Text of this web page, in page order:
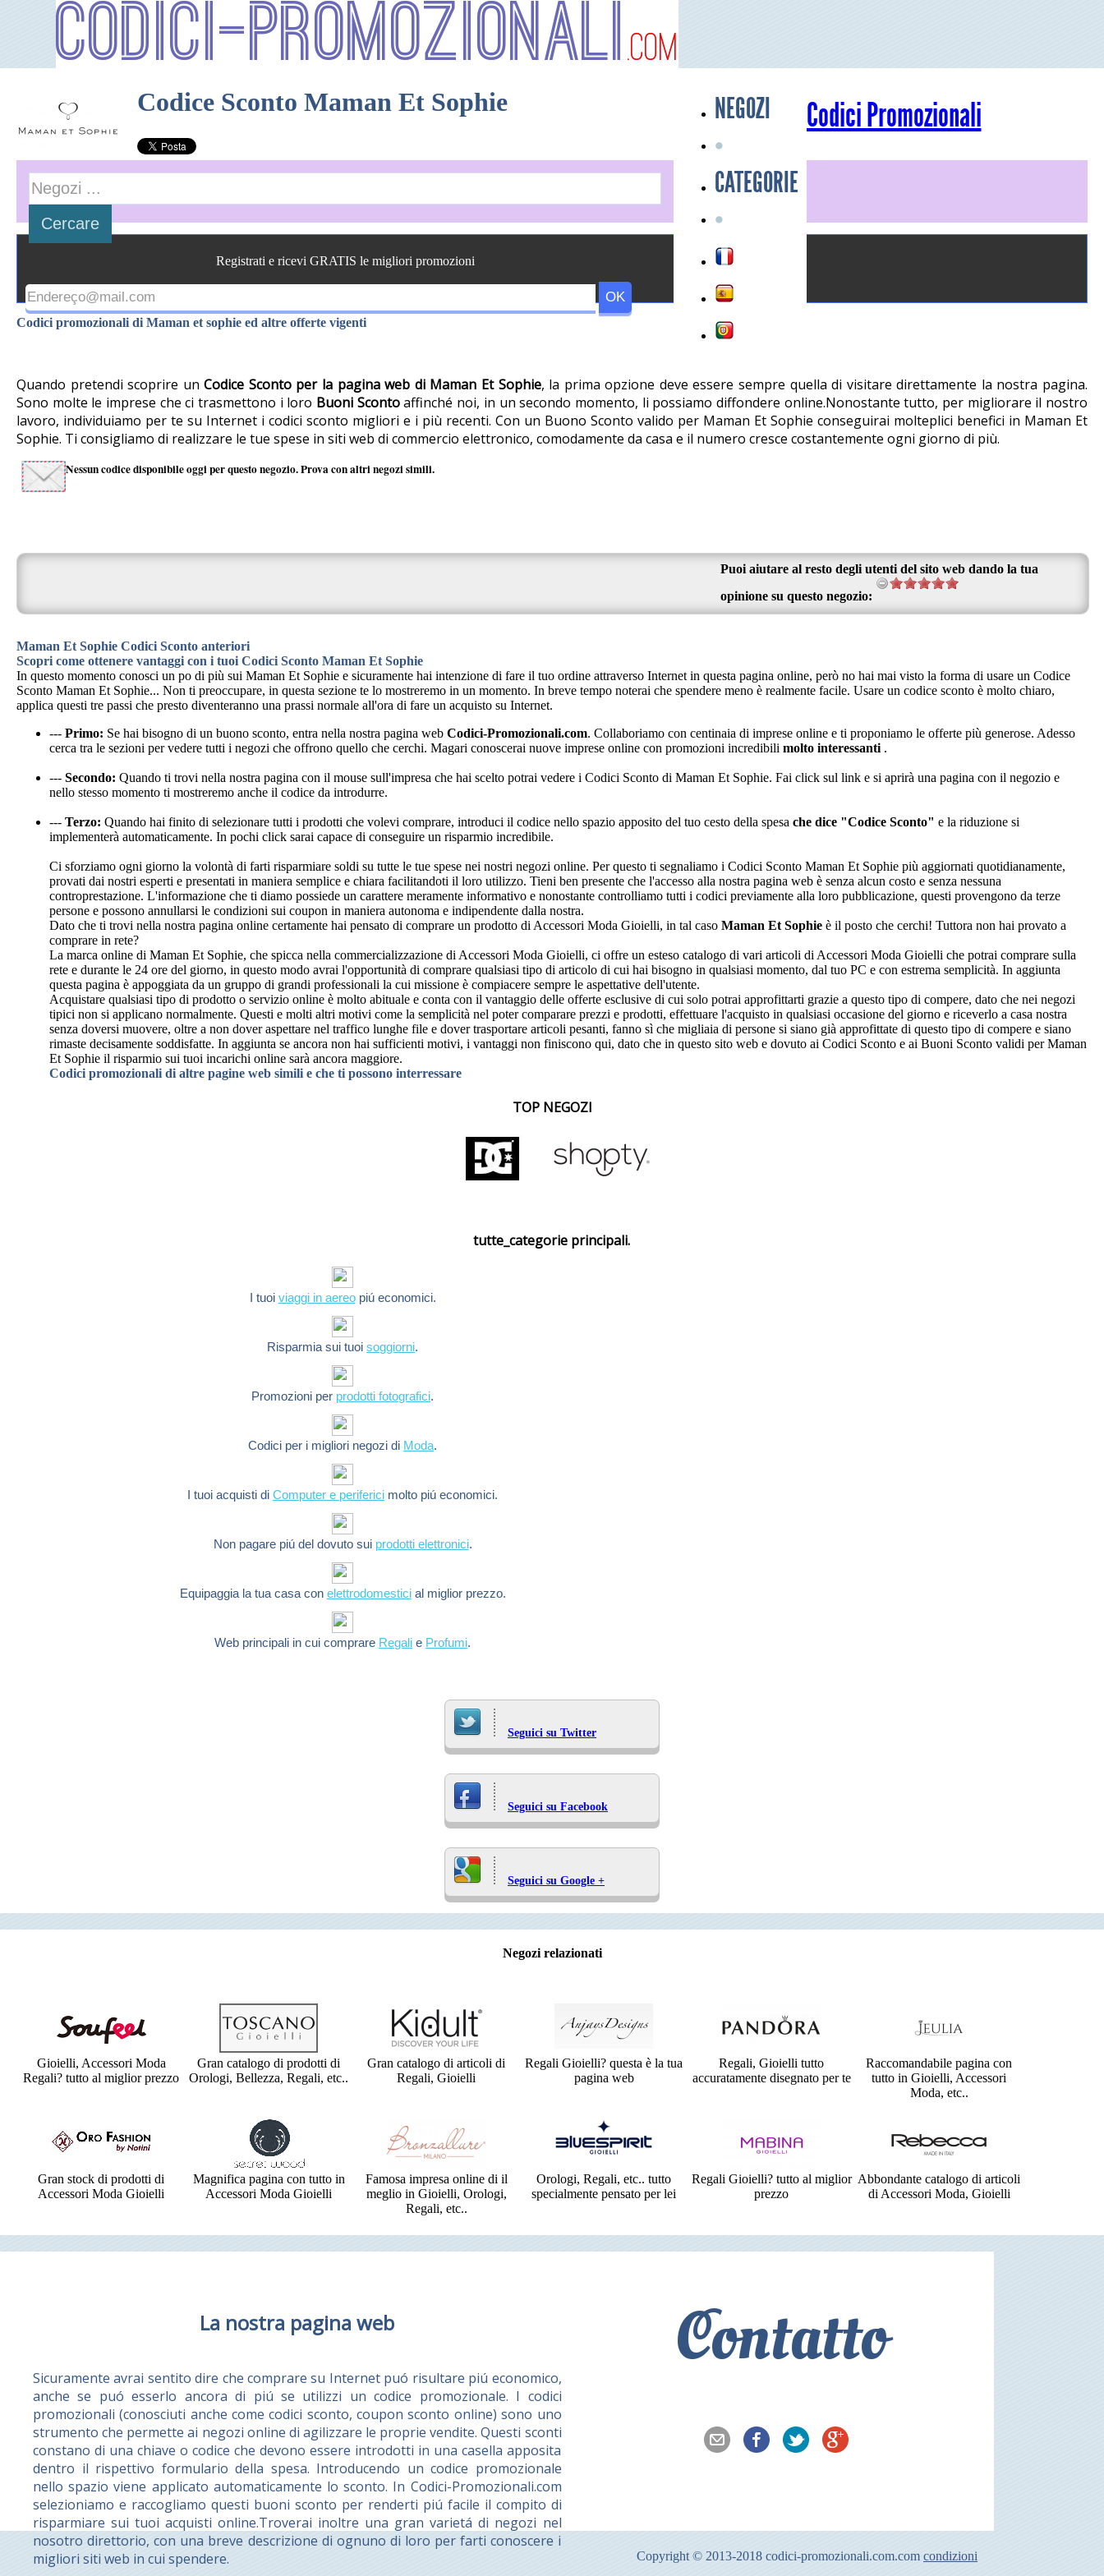
Codici-Promozionali .com
Codici Promozionali
NEGOZI
CATEGORIE
Codice Sconto Maman Et Sophie
Quando pretendi scoprire unCodice Sconto per la pagina web di Maman Et Sophie, la prima opzione deve essere sempre quella di visitare direttamente la nostra pagina.
Sono molte le imprese che ci trasmettono i loro Buoni Scontoaffinché noi, in un secondo momento, li possiamo diffondere online.Nonostante tutto, per migliorare il nostro
lavoro, individuiamo per te su Internet i codici sconto migliori e i più recenti. Con un Buono Sconto valido per Maman Et Sophie conseguirai molteplici benefici in Maman Et
Sophie. Ti consigliamo di realizzare le tue spese in siti web di commercio elettronico, comodamente da casa e il numero cresce costantemente ogni giorno di più.
Registrati e ricevi GRATIS le migliori promozioni
Codici promozionali di Maman et sophie ed altre offerte vigenti
Nessun codice disponibile oggi per questo negozio. Prova con altri negozi simili.
Puoi aiutare al resto degli utenti del sito web dando la tua
opinione su questo negozio:
Maman Et Sophie Codici Sconto anteriori
Scopri come ottenere vantaggi con i tuoi Codici Sconto Maman Et Sophie
In questo momento conosci un po di più sui Maman Et Sophie e sicuramente hai intenzione di fare il tuo ordine attraverso Internet in questa pagina online, però no hai mai visto la forma di usare un Codice
Sconto Maman Et Sophie... Non ti preoccupare, in questa sezione te lo mostreremo in un momento. In breve tempo noterai che spendere meno è realmente facile. Usare un codice sconto è molto chiaro,
applica questi tre passi che presto diventeranno una prassi normale all'ora di fare un acquisto su Internet.
--- Primo: Se hai bisogno di un buono sconto, entra nella nostra pagina web Codici-Promozionali.com. Collaboriamo con centinaia di imprese online e ti proponiamo le offerte più generose. Adesso
cerca tra le sezioni per vedere tutti i negozi che offrono quello che cerchi. Magari conoscerai nuove imprese online con promozioni incredibili molto interessanti .
--- Secondo: Quando ti trovi nella nostra pagina con il mouse sull'impresa che hai scelto potrai vedere i Codici Sconto di Maman Et Sophie. Fai click sul link e si aprirà una pagina con il negozio e
nello stesso momento ti mostreremo anche il codice da introdurre.
--- Terzo: Quando hai finito di selezionare tutti i prodotti che volevi comprare, introduci il codice nello spazio apposito del tuo cesto della spesa che dice "Codice Sconto" e la riduzione si
implementerà automaticamente. In pochi click sarai capace di conseguire un risparmio incredibile.
Ci sforziamo ogni giorno la volontà di farti risparmiare soldi su tutte le tue spese nei nostri negozi online. Per questo ti segnaliamo i Codici Sconto Maman Et Sophie più aggiornati quotidianamente,
provati dai nostri esperti e presentati in maniera semplice e chiara facilitandoti il loro utilizzo. Tieni ben presente che l'accesso alla nostra pagina web è senza alcun costo e senza nessuna
controprestazione. L'informazione che ti diamo possiede un carattere meramente informativo e nonostante controlliamo tutti i codici previamente alla loro pubblicazione, questi provengono da terze
persone e possono annullarsi le condizioni sui coupon in maniera autonoma e indipendente dalla nostra.
Dato che ti trovi nella nostra pagina online certamente hai pensato di comprare un prodotto di Accessori Moda Gioielli, in tal caso Maman Et Sophie è il posto che cerchi! Tuttora non hai provato a
comprare in rete?
La marca online di Maman Et Sophie, che spicca nella commercializzazione di Accessori Moda Gioielli, ci offre un esteso catalogo di vari articoli di Accessori Moda Gioielli che potrai comprare sulla
rete e durante le 24 ore del giorno, in questo modo avrai l'opportunità di comprare qualsiasi tipo di articolo di cui hai bisogno in qualsiasi momento, dal tuo PC e con estrema semplicità. In aggiunta
questa pagina è appoggiata da un gruppo di grandi professionali la cui missione è compiacere sempre le aspettative dell'utente.
Acquistare qualsiasi tipo di prodotto o servizio online è molto abituale e conta con il vantaggio delle offerte esclusive di cui solo potrai approfittarti grazie a questo tipo di compere, dato che nei negozi
tipici non si applicano normalmente. Questi e molti altri motivi come la semplicità nel poter comparare prezzi e prodotti, effettuare l'acquisto in qualsiasi occasione del giorno e riceverlo a casa nostra
senza doversi muovere, oltre a non dover aspettare nel traffico lunghe file e dover trasportare articoli pesanti, fanno sì che migliaia di persone si siano già approfittate di questo tipo di compere e siano
rimaste decisamente soddisfatte. In aggiunta se ancora non hai sufficienti motivi, i vantaggi non finiscono qui, dato che in questo sito web e dovuto ai Codici Sconto e ai Buoni Sconto validi per Maman
Et Sophie il risparmio sui tuoi incarichi online sarà ancora maggiore.
Codici promozionali di altre pagine web simili e che ti possono interressare
TOP NEGOZI
tutte_categorie principali.
I tuoi viaggi in aereopiú economici.
Risparmia sui tuoisoggiorni.
Promozioni per prodotti fotografici.
Codici per i migliori negozi di Moda.
I tuoi acquisti diComputer e periferici molto piú economici.
Non pagare piú del dovuto sui prodotti elettronici.
Equipaggia la tua casa con elettrodomesticial miglior prezzo.
Web principali in cui comprare Regali e Profumi.
Seguici su Twitter
Seguici su Facebook
Seguici su Google +
Negozi relazionati
Gioielli, Accessori Moda
Regali? tutto al miglior prezzo
Gran catalogo di prodotti di
Orologi, Bellezza, Regali, etc..
Gran catalogo di articoli di
Regali, Gioielli
Regali Gioielli? questa è la tua
pagina web
Regali, Gioielli tutto
accuratamente disegnato per te
Raccomandabile pagina con
tutto in Gioielli, Accessori
Moda, etc..
Gran stock di prodotti di
Accessori Moda Gioielli
Magnifica pagina con tutto in
Accessori Moda Gioielli
Famosa impresa online di il
meglio in Gioielli, Orologi,
Regali, etc..
Orologi, Regali, etc.. tutto
specialmente pensato per lei
Regali Gioielli? tutto al miglior
prezzo
Abbondante catalogo di articoli
di Accessori Moda, Gioielli
Contatto
La nostra pagina web
Sicuramente avrai sentito dire che comprare su Internet puó risultare piú economico,
anche se puó esserlo ancora di piú se utilizzi un codice promozionale. I codici
promozionali (conosciuti anche come codici sconto, coupon sconto online) sono uno
strumento che permette ai negozi online di agilizzare le proprie vendite. Questi sconti
constano di una chiave o codice che devono essere introdotti in una casella apposita
dentro il rispettivo formulario della spesa. Introducendo un codice promozionale
nello spazio viene applicato automaticamente lo sconto. In Codici-Promozionali.com
selezioniamo e raccogliamo questi buoni sconto per renderti piú facile il compito di
risparmiare sui tuoi acquisti online.Troverai inoltre una gran varietá di negozi nel
nosotro direttorio, con una breve descrizione di ognuno di loro per farti conoscere i
migliori siti web in cui spendere.
Copyright © 2013-2018 codici-promozionali.com.com condizioni